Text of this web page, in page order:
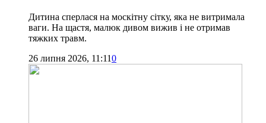
Дитина сперлася на москітну сітку, яка не витримала
ваги. На щастя, малюк дивом вижив і не отримав
тяжких травм.
26 липня 2026, 11:110